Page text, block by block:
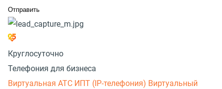
Круглосуточно
Телефония для бизнеса
Виртуальная АТС ИПТ (IP-телефония) Виртуальный